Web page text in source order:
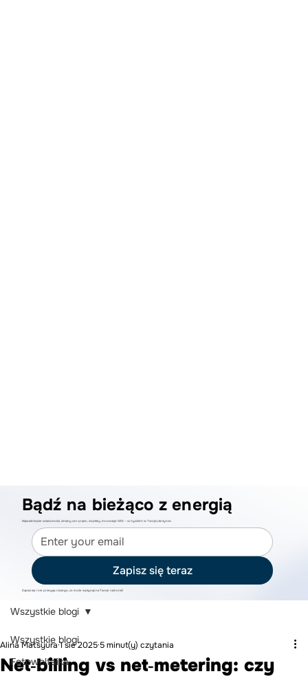
Bądź na bieżąco z energią
Najważniejsze wiadomości, zmiany cen prądu, dopłaty, innowacje OZE – co tydzień w Twojej skrzynce.
Zapisz się teraz
Zapisz się i nie przegap niczego, co może wpłynąć na Twoje rachunki!
Wszystkie blogi
Fotowoltaika
Wszystkie blogi
Net‑billing vs net‑metering: czy
Alina Matsyura 1 sie 2025 5 minut(y) czytania